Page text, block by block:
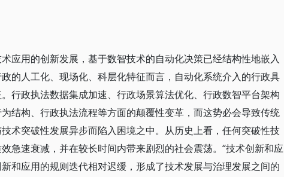
应用的创新发展，基于数智技术的自动化决策已经结构性地嵌入
的人工化、现场化、科层化特征而言，自动化系统介入的行政具
行政执法数据集成加速、行政场景算法优化、行政数智平台架构
结构、行政执法流程等方面的颠覆性变革，而这势必会导致传统
术突破性发展异步而陷入困境之中。从历史上看，任何突破性技
急速衰减，并在较长时间内带来剧烈的社会震荡。“技术创新和应
和应用的规则迭代相对迟缓，形成了技术发展与治理发展之间的